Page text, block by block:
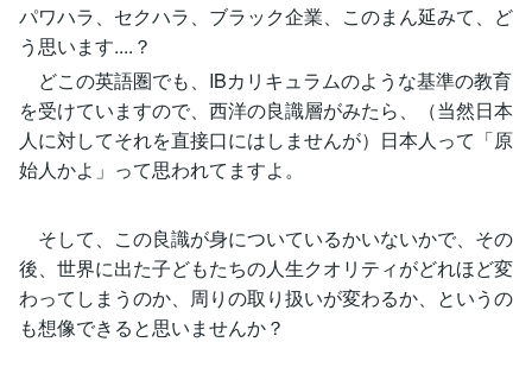
パワハラ、セクハラ、ブラック企業、このまん延みて、ど
う思います....？
どこの英語圏でも、IBカリキュラムのような基準の教育
を受けていますので、西洋の良識層がみたら、（当然日本
人に対してそれを直接口にはしませんが）日本人って「原
始人かよ」って思われてますよ。
そして、この良識が身についているかいないかで、その
後、世界に出た子どもたちの人生クオリティがどれほど変
わってしまうのか、周りの取り扱いが変わるか、というの
も想像できると思いませんか？